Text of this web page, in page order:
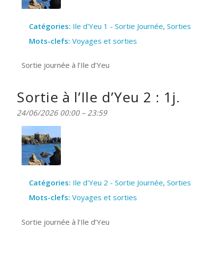
Catégories: Ile d'Yeu 1 - Sortie Journée, Sorties
Mots-clefs: Voyages et sorties
Sortie journée à l’Ile d’Yeu
Sortie à l’Ile d’Yeu 2 : 1j.
24/06/2026 00:00– 23:59
Catégories: Ile d'Yeu 2 - Sortie Journée, Sorties
Mots-clefs: Voyages et sorties
Sortie journée à l’Ile d’Yeu